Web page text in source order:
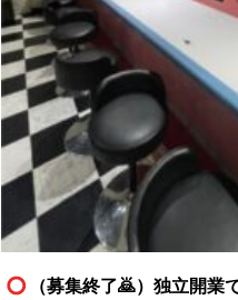
（募集終了🙇）独立開